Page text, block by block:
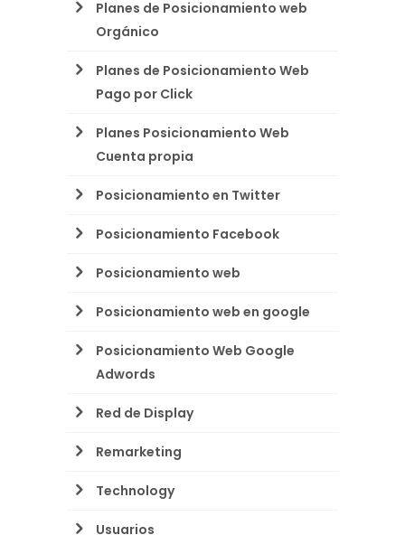
Planes de Posicionamiento web
Orgánico
Planes de Posicionamiento Web
Pago por Click
Planes Posicionamiento Web
Cuenta propia
Posicionamiento en Twitter
Posicionamiento Facebook
Posicionamiento web
Posicionamiento web en google
Posicionamiento Web Google
Adwords
Red de Display
Remarketing
Technology
Usuarios